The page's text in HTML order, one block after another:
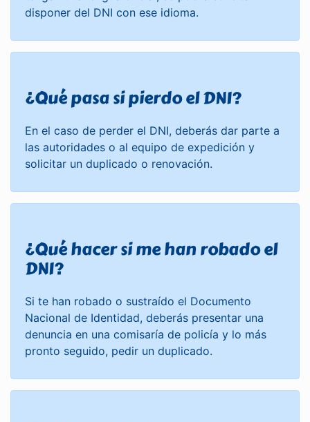
disponer del DNI con ese idioma.
¿Qué pasa si pierdo el DNI?
En el caso de perder el DNI, deberás dar parte a
las autoridades o al equipo de expedición y
solicitar un duplicado o renovación.
¿Qué hacer si me han robado el
DNI?
Si te han robado o sustraído el Documento
Nacional de Identidad, deberás presentar una
denuncia en una comisaría de policía y lo más
pronto seguido, pedir un duplicado.